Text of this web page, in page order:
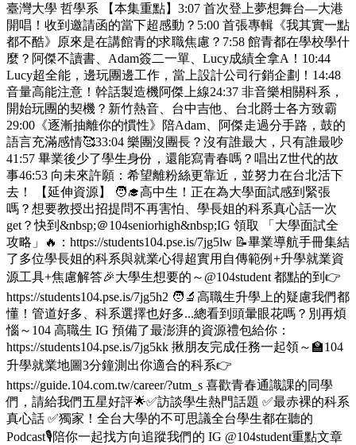
臺灣大學 哲學系 【本集重點】3:07 首次登上夢想舞台—大港
開唱！收到邀請函的當下超感動？5:00 首張專輯《我其實一點
都不酷》原來是在講館青的求職焦慮？7:58 館青都在學校學什
麼？阿傑不讀書、Adam簽二一單、Lucy成績全拿A！10:44
Lucy超全能，邊玩團邊工作，當上設計公司行銷企劃！14:48
音量高能注意！幹話製造機阿傑上線24:37 非音樂相關科系，
開始玩團的契機？新竹熱音、台中吉他、台北爵士各方致霸
29:00《逐漸抽離你的慣性》陪Adam、阿傑走過分手路，鼓的
語言充滿感情🥰33:04 樂團沒團長？沒有誰最大，只有誰最吵
41:57 畢業後少了學生身份，還能寫青春嗎？唱出Z世代的故
事46:53 向未來許願：希望離粉絲更靠近，並努力在台北活下
去！ 【延伸資源】 🧑‍🎓高中生！正在為大學面試感到緊張
嗎？想要教授出招提問不再害怕、學長姐的科系真心話一次
get？快到&nbsp;＠104seniorhigh&nbsp;IG 領取 「大學面試全
攻略」🔥：https://students104.pse.is/7jg5lw 📝畢業導航手冊集結
了多位學長姐的科系與就業心得超實用自傳範例+升學就業資
源工具+焦慮解答🎉大學生想要的～@104student 都點的到👉
https://students104.pse.is/7jg5h2 🧑‍🔬高職生升學上的疑慮我們都
懂！管道好多、科系選擇也好多...總看到頭暈眼花嗎？別再煩
惱～104 高職生 IG 預備了最澎湃的資源禮包給你：
https://students104.pse.is/7jg5kk 揪朋友完成任務一起領～🏫104
升學就業地圖3分鐘測出你適合的科系👉
https://guide.104.com.tw/career/?utm_s 喜歡青春通識課的同學
們，請給我們五星好評🌟✅訪談學生熱門話題 ✅最赤裸的科系
真心話 ✅獨家！全台大學的不可思議全台學生都在聽的
Podcast🎙️陪你一起找方向追蹤我們的 IG @104student重點文章